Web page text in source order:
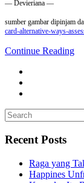
— Devieriana —
sumber gambar dipinjam
card-alternative-ways-
Continue Reading
Search
for:
Recent Posts
Raga yang
Happines